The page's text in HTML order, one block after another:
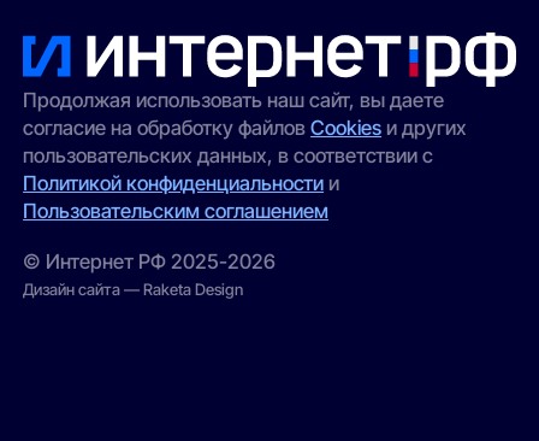
Продолжая использовать наш сайт, вы даете
согласие на обработку файловCookies и других
пользовательских данных, в соответствии с
Политикой конфиденциальности и
Пользовательским соглашением
© Интернет РФ 2025-2026
Дизайн сайта — Raketa Design